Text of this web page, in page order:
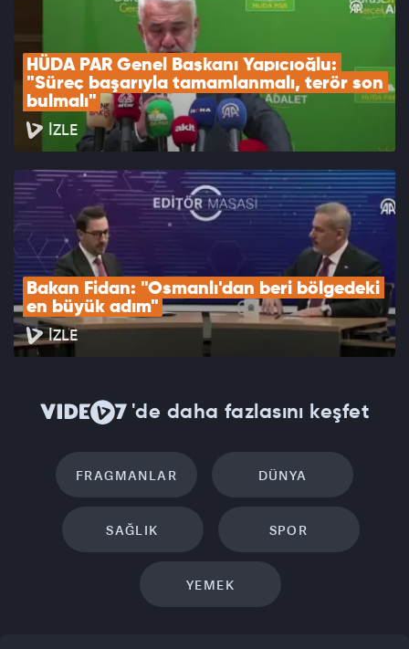
HÜDA PAR Genel Başkanı Yapıcıoğlu:
"Süreç başarıyla tamamlanmalı, terör son
bulmalı"
İZLE
Bakan Fidan: "Osmanlı'dan beri bölgedeki
en büyük adım"
İZLE
'de daha fazlasını keşfet
FRAGMANLAR DÜNYA
SAĞLIK SPOR
YEMEK